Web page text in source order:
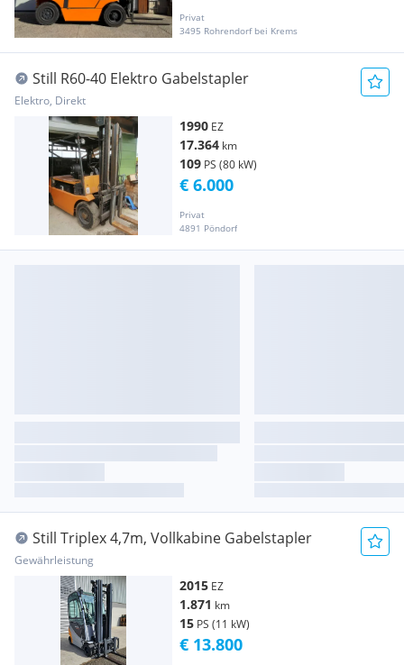
Privat
3495 Rohrendorf bei Krems
Still R60-40 Elektro Gabelstapler
Elektro, Direkt
1990 EZ
17.364 km
109 PS (80 kW)
Privat
4891 Pöndorf
€ 6.000
Still Triplex 4,7m, Vollkabine Gabelstapler
Gewährleistung
2015 EZ
1.871 km
15 PS (11 kW)
€ 13.800